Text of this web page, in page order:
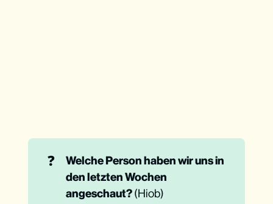
❓
Welche Person haben wir uns in
den letzten Wochen
angeschaut?(Hiob)